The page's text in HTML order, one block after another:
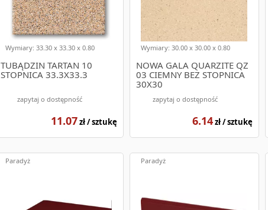
TUBĄDZIN TARTAN 10
STOPNICA 33.3X33.3
Wymiary: 33.30 x 33.30 x 0.80
zapytaj o dostępność
11.07zł / sztukę
NOWA GALA QUARZITE QZ
03 CIEMNY BEŻ STOPNICA
30X30
Wymiary: 30.00 x 30.00 x 0.80
zapytaj o dostępność
6.14zł / sztukę
Paradyż Paradyż